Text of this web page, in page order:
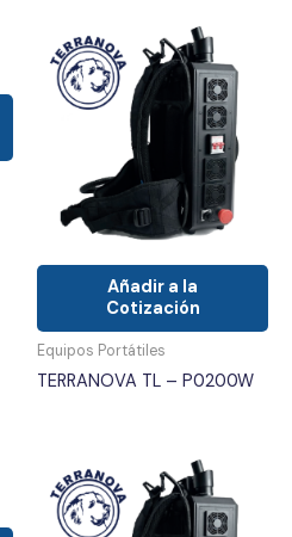
Añadir a la
Cotización
Equipos Portátiles
TERRANOVA TL – P0200W